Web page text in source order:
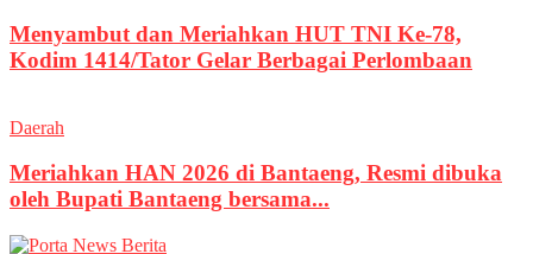
Menyambut dan Meriahkan HUT TNI Ke-78,
Kodim 1414/Tator Gelar Berbagai Perlombaan
Daerah
Meriahkan HAN 2026 di Bantaeng, Resmi dibuka
oleh Bupati Bantaeng bersama...